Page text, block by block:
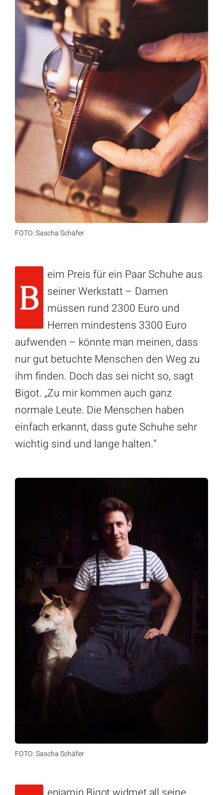
FOTO: Sascha Schäfer
B
eim Preis für ein Paar Schuhe aus
seiner Werkstatt – Damen
müssen rund 2300 Euro und
Herren mindestens 3300 Euro
aufwenden – könnte man meinen, dass
nur gut betuchte Menschen den Weg zu
ihm finden. Doch das sei nicht so, sagt
Bigot. „Zu mir kommen auch ganz
normale Leute. Die Menschen haben
einfach erkannt, dass gute Schuhe sehr
wichtig sind und lange halten.“
FOTO: Sascha Schäfer